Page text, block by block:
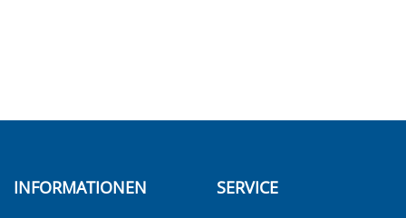
INFORMATIONEN SERVICE